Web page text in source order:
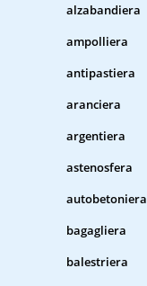
alzabandiera
ampolliera
antipastiera
aranciera
argentiera
astenosfera
autobetoniera
bagagliera
balestriera